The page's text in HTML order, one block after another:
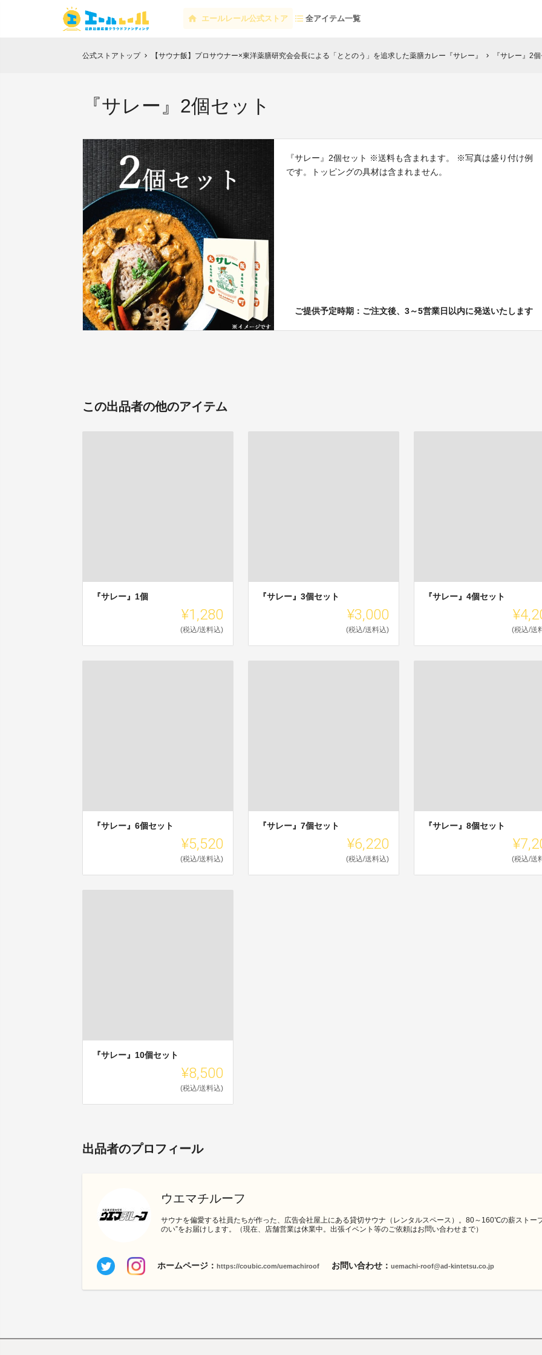
エールレール公式ストア 全アイテム一覧
公式ストアトップ chevron_right 【サウナ飯】プロサウナー×東洋薬膳研究会会長による「ととのう」を追求した薬膳カレー『サレー』 chevron_right 『サレー』2
『サレー』2個セット
『サレー』2個セット ※送料も含まれます。 ※写真は盛り付け例
です。トッピングの具材は含まれません。
ご提供予定時期：ご注文後、3～5営業日以内に発送いたします
この出品者の他のアイテム
『サレー』1個
¥1,280
(税込/送料込)
『サレー』3個セット
¥3,000
(税込/送料込)
『サレー』4個セット
(税込/送
『サレー』6個セット
¥5,520
(税込/送料込)
『サレー』7個セット
¥6,220
(税込/送料込)
『サレー』8個セット
(税込/送
『サレー』10個セット
¥8,500
(税込/送料込)
出品者のプロフィール
ウエマチルーフ
サウナを偏愛する社員たちが作った、広告会社屋上にある貸切サウナ（レンタルスペース）。80～160℃の薪ストー
のい”をお届けします。（現在、店舗営業は休業中。出張イベント等のご依頼はお問い合わせまで）
ホームページ： https://coubic.com/uemachiroof お問い合わせ： uemachi-roof@ad-kintetsu.co.jp